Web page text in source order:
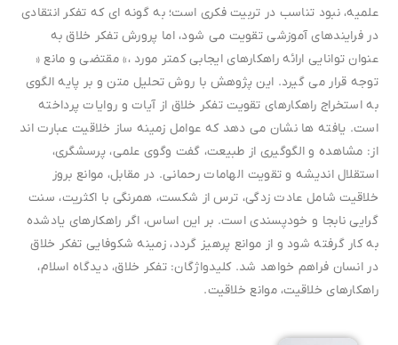
علمیه، نبود تناسب در تربیت فکری است؛ به گونه ای که تفکر انتقادی
در فرایندهای آموزشی تقویت می شود، اما پرورش تفکر خلاق به
عنوان توانایی ارائه راهکارهای ایجابی کمتر مورد ،» مقتضی و مانع «
توجه قرار می گیرد. این پژوهش با روش تحلیل متن و بر پایه الگوی
به استخراج راهکارهای تقویت تفکر خلاق از آیات و روایات پرداخته
است. یافته ها نشان می دهد که عوامل زمینه ساز خلاقیت عبارت اند
از: مشاهده و الگوگیری از طبیعت، گفت وگوی علمی، پرسشگری،
استقلال اندیشه و تقویت الهامات رحمانی. در مقابل، موانع بروز
خلاقیت شامل عادت زدگی، ترس از شکست، همرنگی با اکثریت، سنت
گرایی نابجا و خودپسندی است. بر این اساس، اگر راهکارهای یادشده
به کار گرفته شود و از موانع پرهیز گردد، زمینه شکوفایی تفکر خلاق
در انسان فراهم خواهد شد. کلیدواژگان: تفکر خلاق، دیدگاه اسلام،
راهکارهای خلاقیت، موانع خلاقیت.